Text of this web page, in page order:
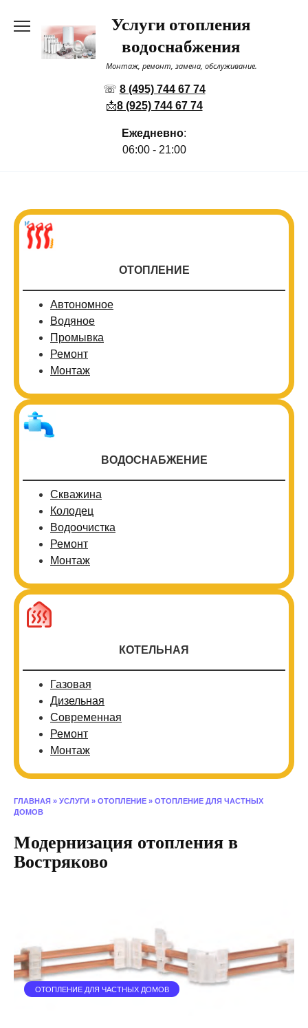
содержанию
Услуги отопления
водоснабжения
Монтаж, ремонт, замена, обслуживание.
☏ 8 (495) 744 67 74
📩8 (925) 744 67 74
Ежедневно:
06:00 - 21:00
ОТОПЛЕНИЕ
Автономное
Водяное
Промывка
Ремонт
Монтаж
ВОДОСНАБЖЕНИЕ
Скважина
Колодец
Водоочистка
Ремонт
Монтаж
КОТЕЛЬНАЯ
Газовая
Дизельная
Современная
Ремонт
Монтаж
ГЛАВНАЯ » УСЛУГИ » ОТОПЛЕНИЕ » ОТОПЛЕНИЕ ДЛЯ ЧАСТНЫХ
ДОМОВ
Модернизация отопления в
Востряково
ОТОПЛЕНИЕ ДЛЯ ЧАСТНЫХ ДОМОВ